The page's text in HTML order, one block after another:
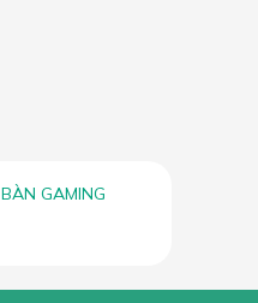
BÀN GAMING